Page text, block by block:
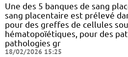
Une des 5 banques de sang
sang placentaire est prélevé
pour des greffes de cellules
hématopoïétiques, pour des
pathologies gr
18/02/2026 15:25